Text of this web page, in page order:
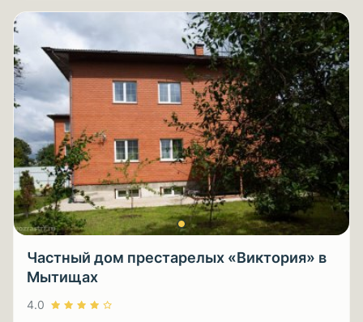
Частный дом престарелых «Виктория» в
Мытищах
4.0